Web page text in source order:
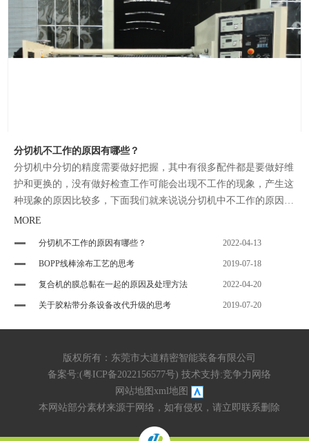
分切机不工作的原因有哪些？
分切机中分切的精度需要做好把握，其中有很多配件都是要做好维
护和更换的，没有做好检查工作可能会出现不工作的现象，产生这
种现象的原因比较多，下面我们就来说说分切机中不工作的原因有
哪些。
MORE
分切机不工作的原因有哪些？ 2022-04-13
BOPP线棒涂布工艺的思考 2019-07-18
复合机的膜总黏在一起的原因及处理方法 2022-04-20
关于胶粘带分条设备改代升级的思考 2019-07-20
版权所有：东莞市大道精密智能装备有限公司
备案号:(粤ICP备2022156577号) 技术支持:竞争力网络
网站地图 xml地图
本网站部分素材来源于网络，如有侵权，请立即联系删除